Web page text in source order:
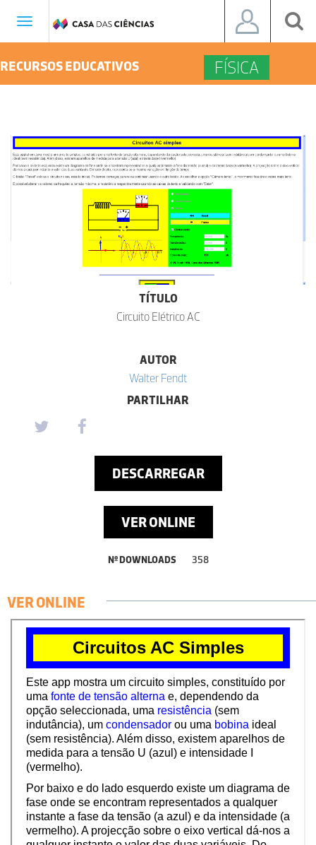
Toggle
RECURSOS EDUCATIVOS FÍSICA
TÍTULO
Circuito Elétrico AC
AUTOR
Walter Fendt
PARTILHAR
DESCARREGAR
VER ONLINE
Nº DOWNLOADS 358
VER ONLINE